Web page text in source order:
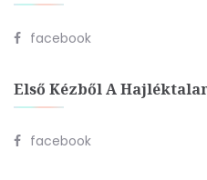
facebook
Első Kézből A
facebook